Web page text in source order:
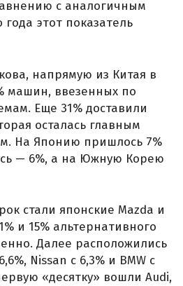
с аналогичным
этот показатель
напрямую из Китая в
машин, ввезенных по
Еще 31% доставили
осталась главным
На Японию пришлось 7%
— 6%, а на Южную Корею
стали японские Mazda и
и 15% альтернативного
Далее расположились
Nissan с 6,3% и BMW с
«десятку» вошли Audi,